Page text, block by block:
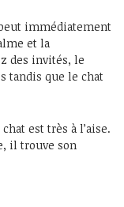
immédiatement
et la
des invités, le
tandis que le chat
est très à l’aise.
il trouve son